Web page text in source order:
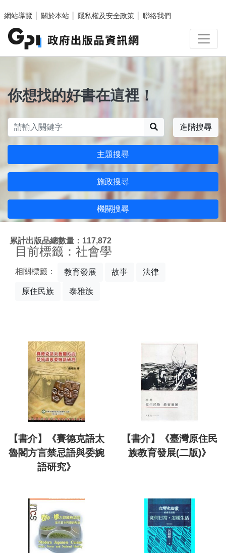
網站導覽
關於本站 隱私權及安全政策 聯絡我們
你想找的好書在這裡！
進階搜尋
主題搜尋
施政搜尋
機關搜尋
累計出版品總數量：117,872
目前標籤：社會學
相關標籤： 教育發展 故事 法律
原住民族 泰雅族
【書介】《賽德克語太
魯閣方言禁忌語與委婉
語研究》
【書介】《臺灣原住民
族教育發展(二版)》